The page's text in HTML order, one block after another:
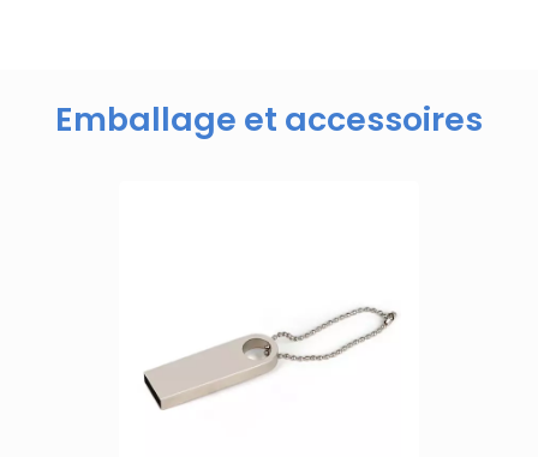
Emballage et accessoires